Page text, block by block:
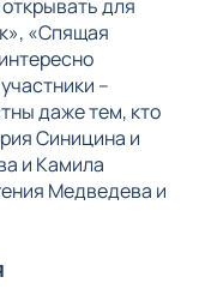
для
«Спящая
–
даже тем, кто
Синицина и
и Камила
Медведева и